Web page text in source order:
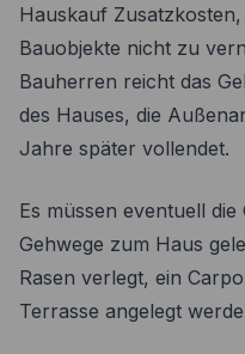
Hauskauf
Bauobjekte nicht zu
Bauherren reicht das
des Hauses, die
Jahre später vollendet.
Es müssen eventuell
Gehwege zum Haus
Rasen verlegt, ein
Terrasse angelegt